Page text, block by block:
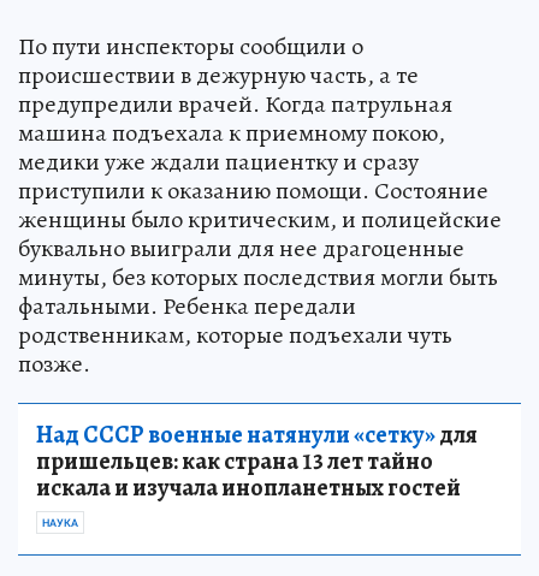
По пути инспекторы сообщили о
происшествии в дежурную часть, а те
предупредили врачей. Когда патрульная
машина подъехала к приемному покою,
медики уже ждали пациентку и сразу
приступили к оказанию помощи. Состояние
женщины было критическим, и полицейские
буквально выиграли для нее драгоценные
минуты, без которых последствия могли быть
фатальными. Ребенка передали
родственникам, которые подъехали чуть
позже.
Над СССР военные натянули «сетку»для
пришельцев: как страна 13 лет тайно
искала и изучала инопланетных гостей
НАУКА